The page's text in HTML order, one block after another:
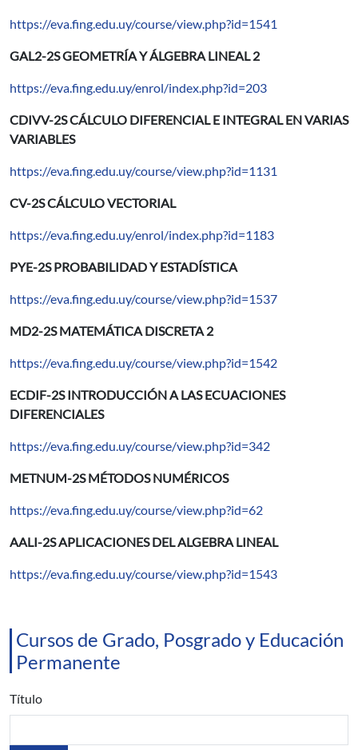
https://eva.fing.edu.uy/course/view.php?id=1541
GAL2-2S GEOMETRÍA Y ÁLGEBRA LINEAL 2
https://eva.fing.edu.uy/enrol/index.php?id=203
CDIVV-2S CÁLCULO DIFERENCIAL E INTEGRAL EN VARIAS
VARIABLES
https://eva.fing.edu.uy/course/view.php?id=1131
CV-2S CÁLCULO VECTORIAL
https://eva.fing.edu.uy/enrol/index.php?id=1183
PYE-2S PROBABILIDAD Y ESTADÍSTICA
https://eva.fing.edu.uy/course/view.php?id=1537
MD2-2S MATEMÁTICA DISCRETA 2
https://eva.fing.edu.uy/course/view.php?id=1542
ECDIF-2S INTRODUCCIÓN A LAS ECUACIONES
DIFERENCIALES
https://eva.fing.edu.uy/course/view.php?id=342
METNUM-2S MÉTODOS NUMÉRICOS
https://eva.fing.edu.uy/course/view.php?id=62
AALI-2S APLICACIONES DEL ALGEBRA LINEAL
https://eva.fing.edu.uy/course/view.php?id=1543
Cursos de Grado, Posgrado y Educación
Permanente
Título